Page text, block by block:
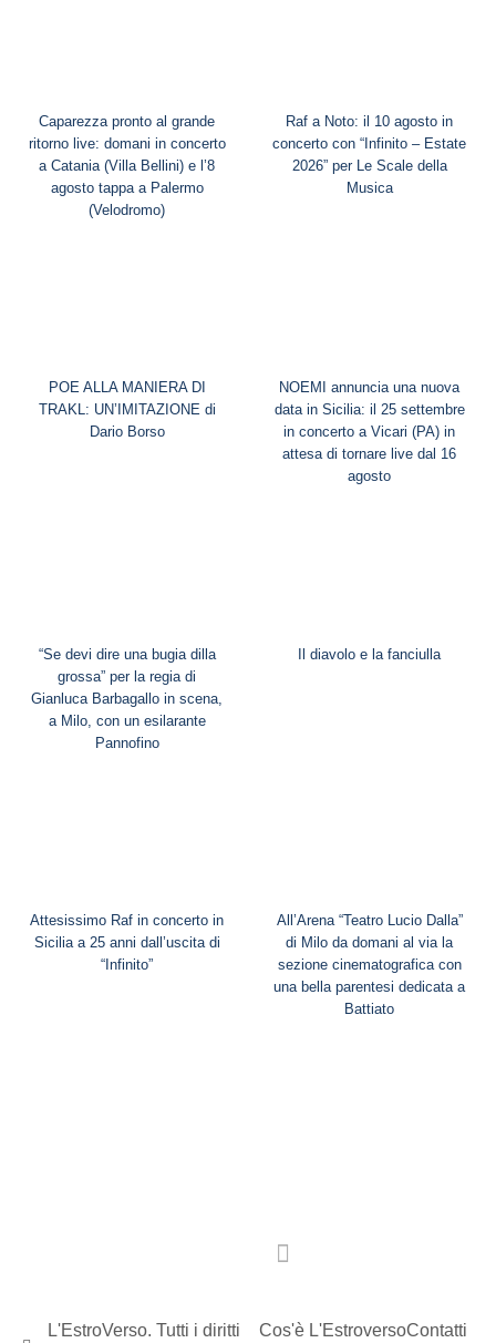
Caparezza pronto al grande
ritorno live: domani in concerto
a Catania (Villa Bellini) e l’8
agosto tappa a Palermo
(Velodromo)
Raf a Noto: il 10 agosto in
concerto con “Infinito – Estate
2026” per Le Scale della
Musica
POE ALLA MANIERA DI
TRAKL: UN’IMITAZIONE di
Dario Borso
NOEMI annuncia una nuova
data in Sicilia: il 25 settembre
in concerto a Vicari (PA) in
attesa di tornare live dal 16
agosto
“Se devi dire una bugia dilla
grossa” per la regia di
Gianluca Barbagallo in scena,
a Milo, con un esilarante
Pannofino
Il diavolo e la fanciulla
Attesissimo Raf in concerto in
Sicilia a 25 anni dall’uscita di
“Infinito”
All’Arena “Teatro Lucio Dalla”
di Milo da domani al via la
sezione cinematografica con
una bella parentesi dedicata a
Battiato
L'EstroVerso. Tutti i diritti Cos'è L'EstroversoContatti